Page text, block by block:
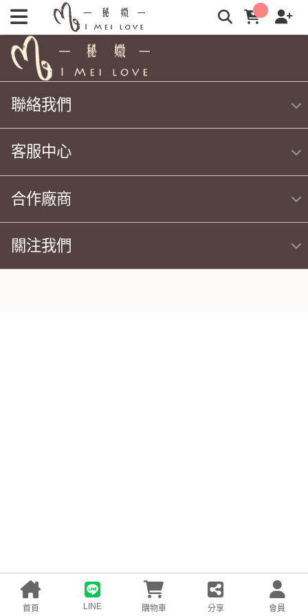
秘媺I Mei Love: 愛美愛自己，引導你從外用到內服的自體美 |
聯絡我們
客服中心
合作廠商
關注我們
首頁 LINE 購物車 分享 會員